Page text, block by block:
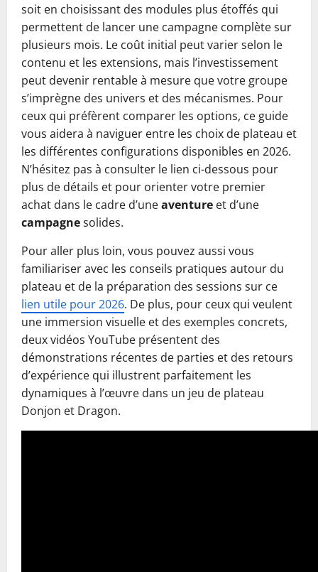
soit en choisissant des modules plus étoffés qui
permettent de lancer une campagne complète sur
plusieurs mois. Le coût initial peut varier selon le
contenu et les extensions, mais l’investissement
peut devenir rentable à mesure que votre groupe
s’imprègne des univers et des mécanismes. Pour
ceux qui préfèrent comparer les options, ce guide
vous aidera à naviguer entre les choix de plateau et
les différentes configurations disponibles en 2026.
N’hésitez pas à consulter le lien ci-dessous pour
plus de détails et pour orienter votre premier
achat dans le cadre d’uneaventure et d’une
campagnesolides.
Pour aller plus loin, vous pouvez aussi vous
familiariser avec les conseils pratiques autour du
plateau et de la préparation des sessions sur ce
lien utile pour 2026. De plus, pour ceux qui veulent
une immersion visuelle et des exemples concrets,
deux vidéos YouTube présentent des
démonstrations récentes de parties et des retours
d’expérience qui illustrent parfaitement les
dynamiques à l’œuvre dans un jeu de plateau
Donjon et Dragon.